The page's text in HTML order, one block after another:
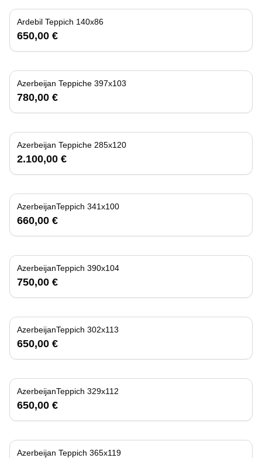
Ardebil Teppich 140x86
650,00 €
Azerbeijan Teppiche 397x103
780,00 €
Azerbeijan Teppiche 285x120
2.100,00 €
AzerbeijanTeppich 341x100
660,00 €
AzerbeijanTeppich 390x104
750,00 €
AzerbeijanTeppich 302x113
650,00 €
AzerbeijanTeppich 329x112
650,00 €
Azerbeijan Teppich 365x119